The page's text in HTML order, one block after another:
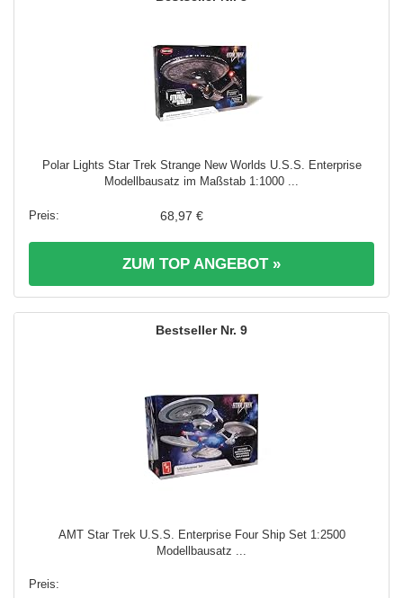
Polar Lights Star Trek Strange New Worlds U.S.S. Enterprise
Modellbausatz im Maßstab 1:1000 ...
68,97 €
ZUM TOP ANGEBOT »
9
AMT Star Trek U.S.S. Enterprise Four Ship Set 1:2500
Modellbausatz ...